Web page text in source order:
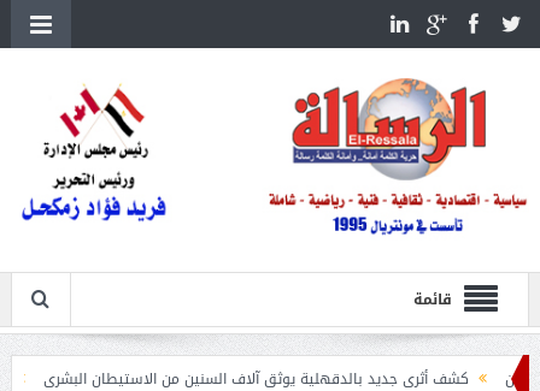
قائمة
أثرى جديد بالدقهلية يوثق آلاف السنين من الاستيطان البشرى اتحاد الكرة يطلب